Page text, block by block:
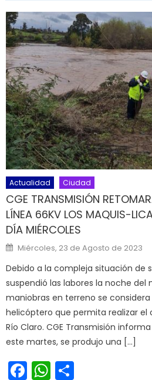
Actualidad Ciudad
CGE TRANSMISIÓN
LÍNEA 66KV LOS MAQUIS-
DÍA MIÉRCOLES
Posted on
Miércoles, 23 de Agosto de 2023
Debido a la compleja situación de
suspendió las labores la noche del
maniobras en terreno se
helicóptero que permita realizar el
Río Claro. CGE Transmisión
este martes, se produjo una […]
Facebook
WhatsApp